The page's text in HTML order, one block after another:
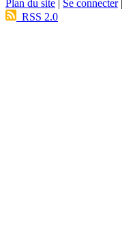
Plan du site Se connecter|
RSS 2.0